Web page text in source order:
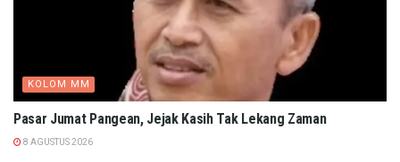
KOLOM MM
Pasar Jumat Pangean, Jejak Kasih Tak Lekang Zaman
8 AGUSTUS 2026